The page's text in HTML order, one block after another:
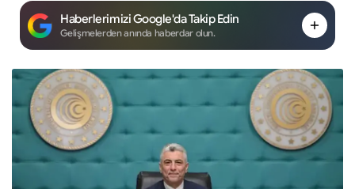
Haberlerimizi Google'da Takip Edin
Gelişmelerden anında haberdar olun.